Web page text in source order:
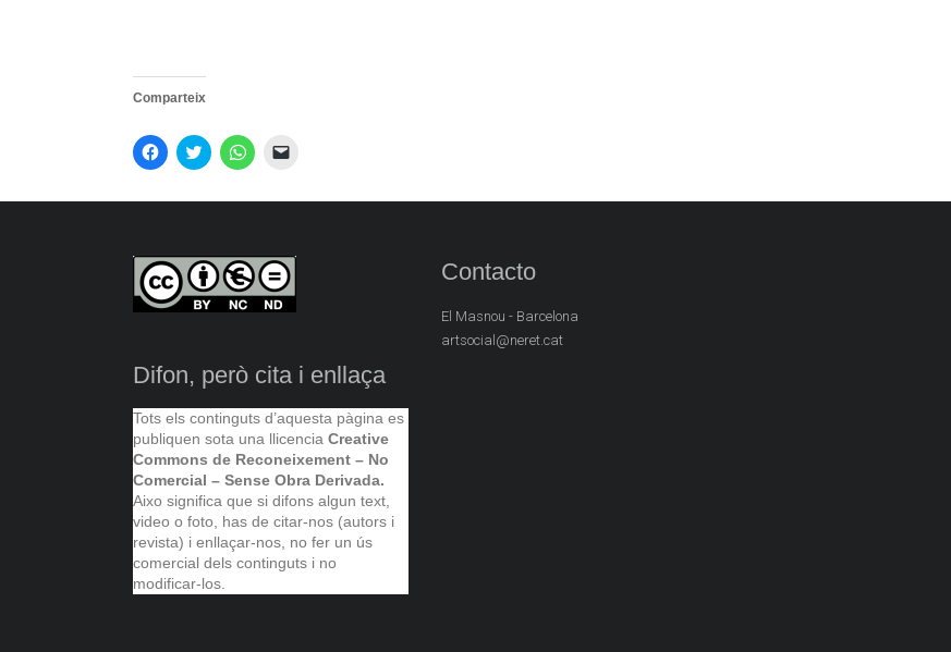
Comparteix
Feu
clic
al
una
nova
finestra)
Feu
clic
al
una
nova
finestra)
Feu
clic
al
una
nova
finestra)
un
electrònic
un
(S'obre
nova
finestra)
Difon, però cita i enllaça
Tots els continguts d’aquesta pàgina es
publiquen sota una llicencia Creative
Commons de Reconeixement – No
Comercial – Sense Obra Derivada.
Aixo significa que si difons algun text,
video o foto, has de citar-nos (autors i
revista) i enllaçar-nos, no fer un ús
comercial dels continguts i no
modificar-los.
Contacto
El Masnou - Barcelona
artsocial@neret.cat